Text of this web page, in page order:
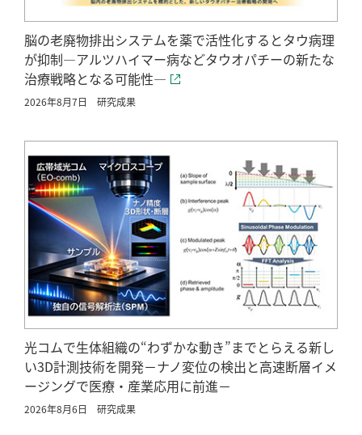
脳の老廃物排出システムを薬で活性化するとタウ病理
が抑制―アルツハイマー病などタウオパチーの新たな
治療戦略となる可能性―
2026年8月7日 研究成果
光コムで生体組織の“わずかな動き”までとらえる新し
い3D計測技術を開発－ナノ変位の検出と高速断層イメ
ージングで医療・産業応用に前進－
2026年8月6日 研究成果